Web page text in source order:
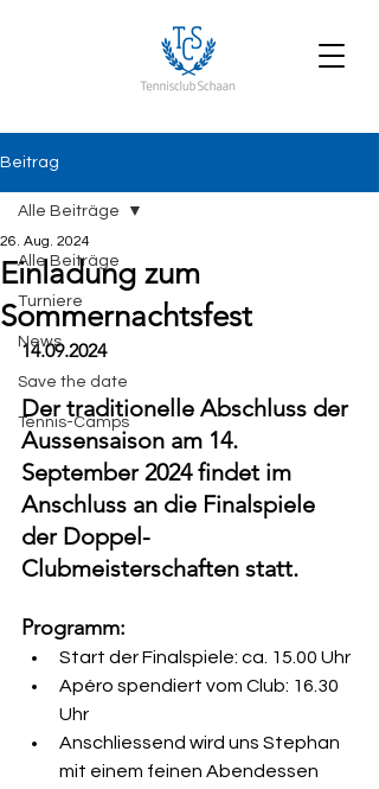
Beitrag
Alle Beiträge
Turniere
News
Save the date
Tennis-Camps
Alle Beiträge
Einladung zum
Sommernachtsfest
26. Aug. 2024
14.09.2024
Der traditionelle Abschluss der
Aussensaison am 14.
September 2024 findet im
Anschluss an die Finalspiele
der Doppel-
Clubmeisterschaften statt.
Programm:
Start der Finalspiele: ca. 15.00 Uhr
Apéro spendiert vom Club: 16.30
Uhr
Anschliessend wird uns Stephan
mit einem feinen Abendessen